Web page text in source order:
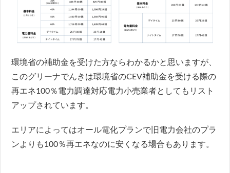
環境省の補助金を受けた方ならわかるかと思いますが、
このグリーナでんきは環境省のCEV補助金を受ける際の
再エネ100％電力調達対応電力小売業者としてもリスト
アップされています。
エリアによってはオール電化プランで旧電力会社のプラ
ンよりも100％再エネなのに安くなる場合もあります。